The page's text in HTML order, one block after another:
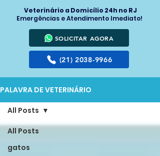
Veterinário a Domicílio 24h no RJ
Emergências e Atendimento Imediato!
SOLICITAR AGORA
(21) 2038-9966
PALAVRA DE VETERINÁRIO
All Posts
gatos
All Posts